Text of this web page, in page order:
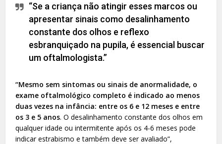
“Se a criança não atingir esses marcos ou
apresentar sinais como desalinhamento
constante dos olhos e reflexo
esbranquiçado na pupila, é essencial buscar
um oftalmologista.”
“Mesmo sem sintomas ou sinais de anormalidade, o
exame oftalmológico completo é indicado ao menos
duas vezes na infância: entre os 6 e 12 meses e entre
os 3 e 5 anos. O desalinhamento constante dos olhos em
qualquer idade ou intermitente após os 4-6 meses pode
indicar estrabismo e também deve ser avaliado”,